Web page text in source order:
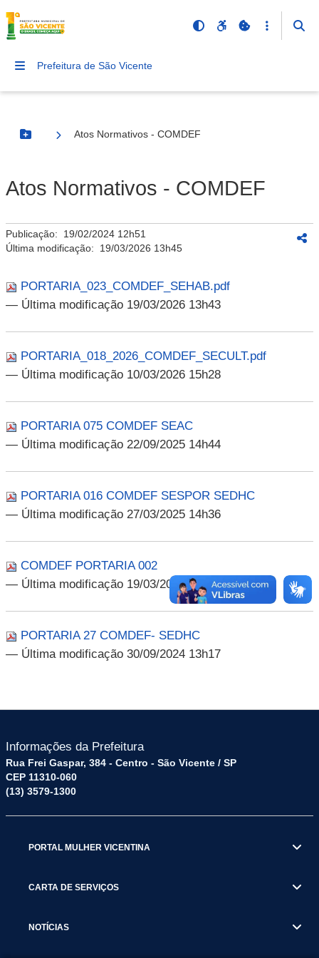
Prefeitura de São Vicente
Botão Menu
Atos Normativos - COMDEF
Atos Normativos - COMDEF
Publicação: 19/02/2024 12h51
Última modificação: 19/03/2026 13h45
PORTARIA_023_COMDEF_SEHAB.pdf
— Última modificação 19/03/2026 13h43
PORTARIA_018_2026_COMDEF_SECULT.pdf
— Última modificação 10/03/2026 15h28
PORTARIA 075 COMDEF SEAC
— Última modificação 22/09/2025 14h44
PORTARIA 016 COMDEF SESPOR SEDHC
— Última modificação 27/03/2025 14h36
COMDEF PORTARIA 002
— Última modificação 19/03/2025 16h12
PORTARIA 27 COMDEF- SEDHC
— Última modificação 30/09/2024 13h17
Informações da Prefeitura
Rua Frei Gaspar, 384 - Centro - São Vicente / SP
CEP 11310-060
(13) 3579-1300
PORTAL MULHER VICENTINA
CARTA DE SERVIÇOS
NOTÍCIAS